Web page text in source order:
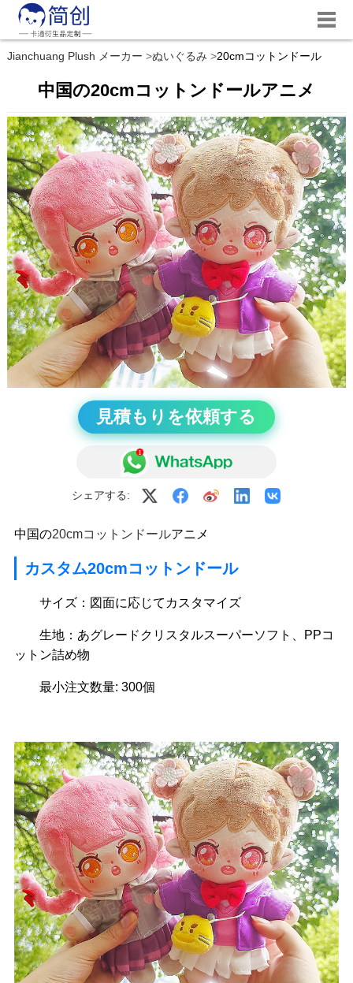
Jianchuang Plush メーカー ぬいぐるみ 20cmコットンドール
中国の20cmコットンドールアニメ
見積もりを依頼する
シェアする:
中国の20cmコットンドールアニメ
カスタム20cmコットンドール
サイズ：図面に応じてカスタマイズ
生地：あグレードクリスタルスーパーソフト、PPコ
ットン詰め物
最小注文数量: 300個